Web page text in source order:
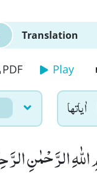
Translation
PDF Play
اٰياتها
الرَّحْمٰنِ